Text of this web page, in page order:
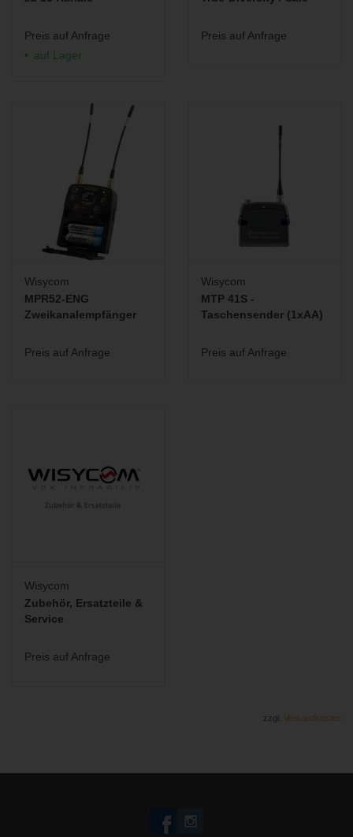
Maße: 75,7 x 61,4 x 19,4 mm
Weiterführende Informationen:
Preis auf Anfrage
auf Lager
Preis auf Anfrage
Wisycom
MPR52-ENG
Zweikanalempfänger
Preis auf Anfrage
Wisycom
MTP 41S -
Taschensender (1xAA)
Preis auf Anfrage
Wisycom
Zubehör, Ersatzteile &
Service
Preis auf Anfrage
zzgl. Versandkosten